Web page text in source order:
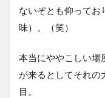
ないぞとも仰ってお
味）。（笑）
本当にややこしい場
が来るとしてそれの
目。